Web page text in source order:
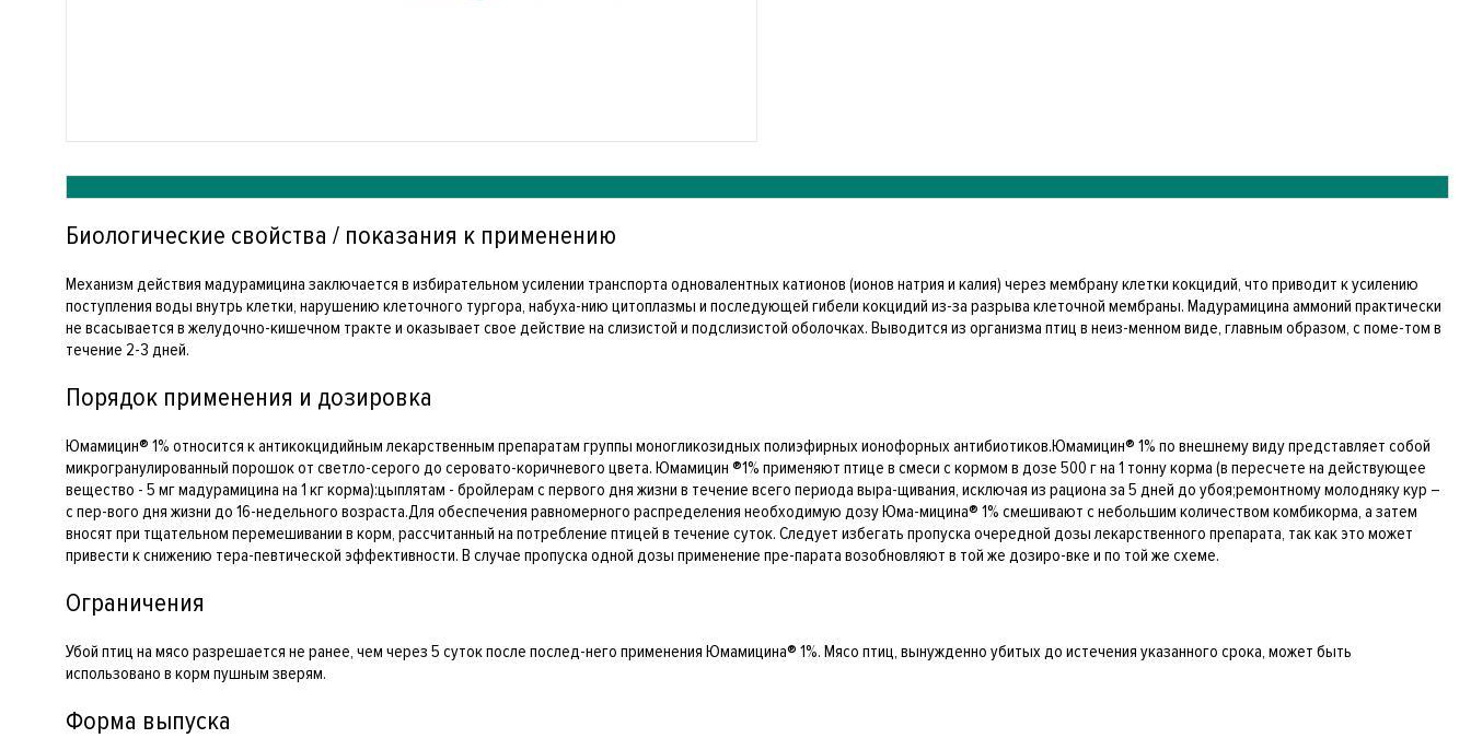
Биологические свойства / показания к применению
Механизм действия мадурамицина заключается в избирательном усилении транспорта одновалентных катионов (ионов натрия и калия) через мембрану клетки кокцидий, что приводит к усилению
поступления воды внутрь клетки, нарушению клеточного тургора, набуха-нию цитоплазмы и последующей гибели кокцидий из-за разрыва клеточной мембраны. Мадурамицина аммоний практически
не всасывается в желудочно-кишечном тракте и оказывает свое действие на слизистой и подслизистой оболочках. Выводится из организма птиц в неиз-менном виде, главным образом, с поме-том в
течение 2-3 дней.
Порядок применения и дозировка
Юмамицин® 1% относится к антикокцидийным лекарственным препаратам группы моногликозидных полиэфирных ионофорных антибиотиков.Юмамицин® 1% по внешнему виду представляет собой
микрогранулированный порошок от светло-серого до серовато-коричневого цвета. Юмамицин ®1% применяют птице в смеси с кормом в дозе 500 г на 1 тонну корма (в пересчете на действующее
вещество - 5 мг мадурамицина на 1 кг корма):цыплятам - бройлерам с первого дня жизни в течение всего периода выра-щивания, исключая из рациона за 5 дней до убоя;ремонтному молодняку кур –
с пер-вого дня жизни до 16-недельного возраста.Для обеспечения равномерного распределения необходимую дозу Юма-мицина® 1% смешивают с небольшим количеством комбикорма, а затем
вносят при тщательном перемешивании в корм, рассчитанный на потребление птицей в течение суток. Следует избегать пропуска очередной дозы лекарственного препарата, так как это может
привести к снижению тера-певтической эффективности. В случае пропуска одной дозы применение пре-парата возобновляют в той же дозиро-вке и по той же схеме.
Ограничения
Убой птиц на мясо разрешается не ранее, чем через 5 суток после послед-него применения Юмамицина® 1%. Мясо птиц, вынужденно убитых до истечения указанного срока, может быть
использовано в корм пушным зверям.
Форма выпуска